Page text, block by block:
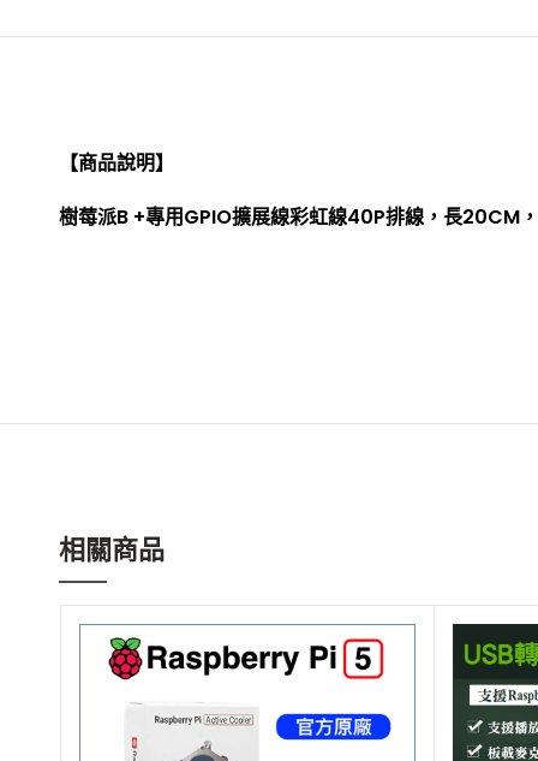
【商品說明】
樹莓派B +專用GPIO擴展線彩虹線40P排線，長20CM
相關商品